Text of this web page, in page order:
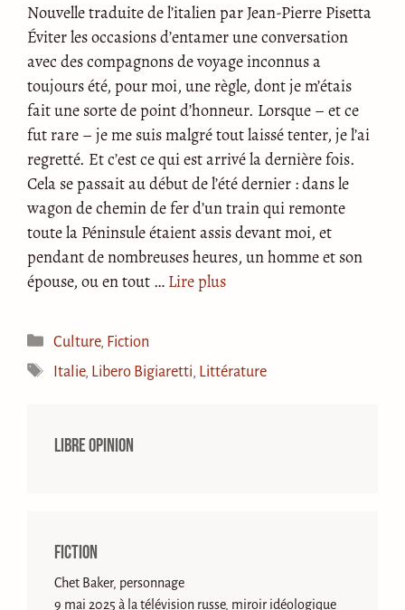
Nouvelle traduite de l’italien par Jean-Pierre Pisetta
Éviter les occasions d’entamer une conversation
avec des compagnons de voyage inconnus a
toujours été, pour moi, une règle, dont je m’étais
fait une sorte de point d’honneur. Lorsque – et ce
fut rare – je me suis malgré tout laissé tenter, je l’ai
regretté. Et c’est ce qui est arrivé la dernière fois.
Cela se passait au début de l’été dernier : dans le
wagon de chemin de fer d’un train qui remonte
toute la Péninsule étaient assis devant moi, et
pendant de nombreuses heures, un homme et son
épouse, ou en tout … Lire plus
Catégories
Culture, Fiction
Étiquettes
Italie, Libero Bigiaretti, Littérature
Libre opinion
Fiction
Chet Baker, personnage
9 mai 2025 à la télévision russe, miroir idéologique